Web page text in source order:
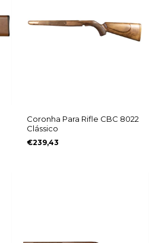
Coronha Para Rifle CBC 8022
Clássico
€239,43